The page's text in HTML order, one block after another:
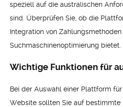
speziell auf die australischen
sind. Überprüfen Sie, ob die
Integration von
Suchmaschinenoptimierung bietet.
Wichtige Funktionen für
Bei der Auswahl einer Plattform
Website sollten Sie auf bestimmte